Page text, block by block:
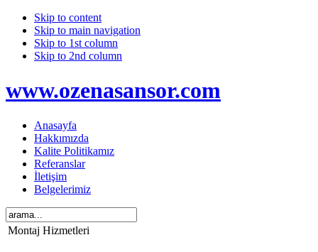
Skip to content
Skip to main navigation
Skip to 1st column
Skip to 2nd column
www.ozenasansor.com
Anasayfa
Hakkımızda
Kalite Politikamız
Referanslar
İletişim
Belgelerimiz
Montaj Hizmetleri